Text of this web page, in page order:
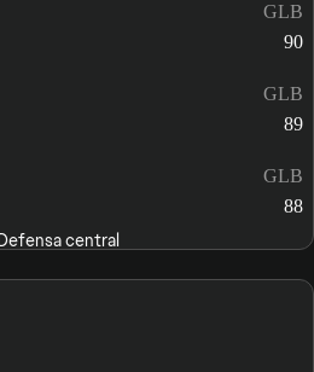
GLB
90
GLB
89
GLB
88
central